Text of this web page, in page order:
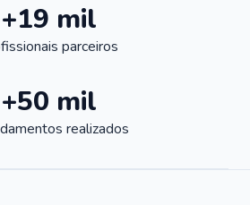
+19 mil
parceiros
+50 mil
realizados